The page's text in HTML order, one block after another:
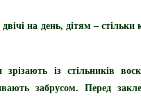
на день, дітям – стільки
зрізають із стільників
забрусом. Перед